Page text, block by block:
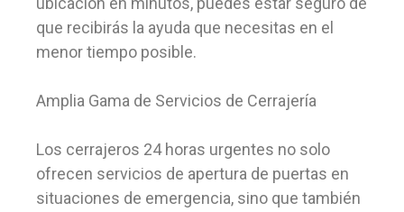
que recibirás la ayuda que necesitas en el
menor tiempo posible.
Amplia Gama de Servicios de Cerrajería
Los cerrajeros 24 horas urgentes no solo
ofrecen servicios de apertura de puertas en
situaciones de emergencia, sino que también